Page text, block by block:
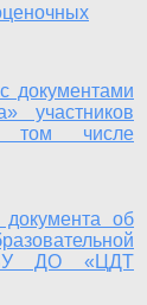
документами
участников
том числе
об
ДО «ЦДТ